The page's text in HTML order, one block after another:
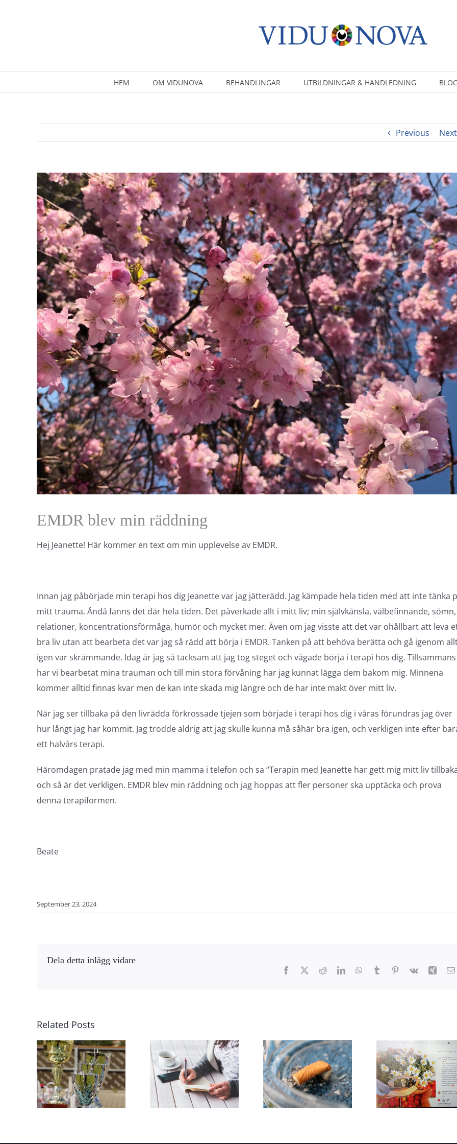
HEM OM VIDUNOVA BEHANDLINGAR UTBILDNINGAR & HANDLEDNING
Previous Next
View
Larger
Image
EMDR blev min räddning
Hej Jeanette! Här kommer en text om min upplevelse av EMDR.
Innan jag påbörjade min terapi hos dig Jeanette var jag jätterädd. Jag kämpade hela tiden med att inte tänka
mitt trauma. Ändå fanns det där hela tiden. Det påverkade allt i mitt liv; min självkänsla, välbefinnande, sömn,
relationer, koncentrationsförmåga, humör och mycket mer. Även om jag visste att det var ohållbart att leva
bra liv utan att bearbeta det var jag så rädd att börja i EMDR. Tanken på att behöva berätta och gå igenom
igen var skrämmande. Idag är jag så tacksam att jag tog steget och vågade börja i terapi hos dig. Tillsammans
har vi bearbetat mina trauman och till min stora förvåning har jag kunnat lägga dem bakom mig. Minnena
kommer alltid finnas kvar men de kan inte skada mig längre och de har inte makt över mitt liv.
När jag ser tillbaka på den livrädda förkrossade tjejen som började i terapi hos dig i våras förundras jag över
hur långt jag har kommit. Jag trodde aldrig att jag skulle kunna må såhär bra igen, och verkligen inte efter
ett halvårs terapi.
Häromdagen pratade jag med min mamma i telefon och sa “Terapin med Jeanette har gett mig mitt liv
och så är det verkligen. EMDR blev min räddning och jag hoppas att fler personer ska upptäcka och prova
denna terapiformen.
Beate
September 23, 2024
Dela detta inlägg vidare
Facebook RedditLinkedInWhatsApp
Tumblr Pinterest
Vk Xing
Related Posts